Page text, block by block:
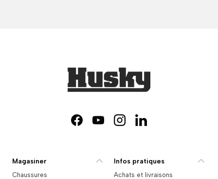
FacebookYouTubeInstagramLinkedIn
Magasiner
Chaussures
Infos pratiques
Achats et livraisons